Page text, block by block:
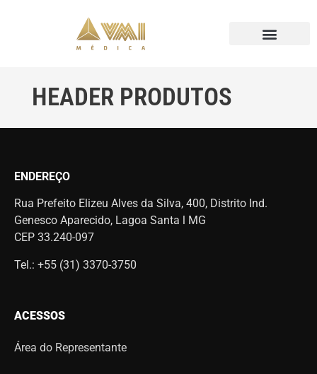
HEADER PRODUTOS
ENDEREÇO
Rua Prefeito Elizeu Alves da Silva, 400, Distrito Ind.
Genesco Aparecido, Lagoa Santa l MG
CEP 33.240-097
Tel.: +55 (31) 3370-3750
ACESSOS
Área do Representante